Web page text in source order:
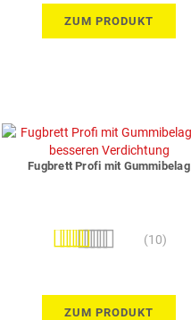
ZUM PRODUKT
Fugbrett Profi mit Gummibelag
Bewertung: (10)
ZUM PRODUKT